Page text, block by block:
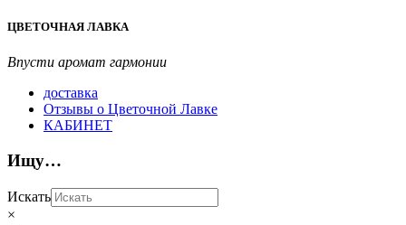
Перейти
содержимому
ЦВЕТОЧНАЯ ЛАВКА
Впусти аромат гармонии
доставка
Отзывы о Цветочной Лавке
КАБИНЕТ
Ищу…
Искать
×